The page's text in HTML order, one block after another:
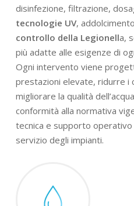
disinfezione, filtrazione,
tecnologie UV,
controllo della Legionella,
più adatte alle esigenze di
Ogni intervento viene
prestazioni elevate, ridurre i
migliorare la qualità
conformità alla normativa
tecnica e supporto operativo
servizio degli impianti.